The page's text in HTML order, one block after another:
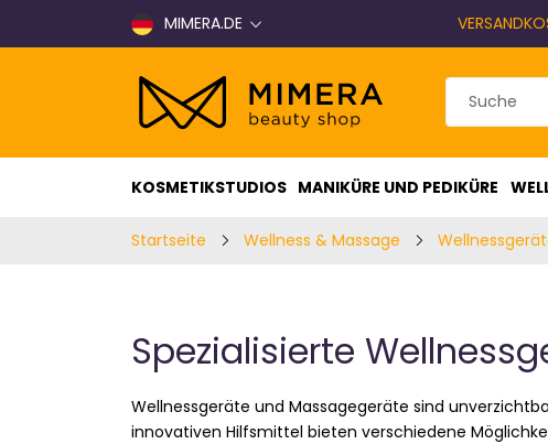
MIMERA.DE
KOSMETIKSTUDIOS MANIKÜRE UND PEDIKÜRE
Startseite Wellness & Massage
Spezialisierte
Wellnessgeräte und Massagegeräte sind
innovativen Hilfsmittel bieten verschiedene